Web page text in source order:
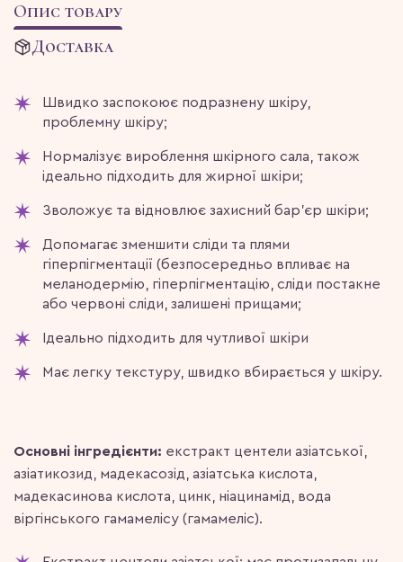
Опис товару
Доставка
Швидко заспокоює подразнену шкіру,
проблемну шкіру;
Нормалізує вироблення шкірного сала, також
ідеально підходить для жирної шкіри;
Зволожує та відновлює захисний бар’єр шкіри;
Допомагає зменшити сліди та плями
гіперпігментації (безпосередньо впливає на
меланодермію, гіперпігментацію, сліди постакне
або червоні сліди, залишені прищами;
Ідеально підходить для чутливої шкіри
Має легку текстуру, швидко вбирається у шкіру.
Основні інгредієнти: екстракт центели азіатської,
азіатикозид, мадекасозід, азіатська кислота,
мадекасинова кислота, цинк, ніацинамід, вода
віргінського гамамелісу (гамамеліс).